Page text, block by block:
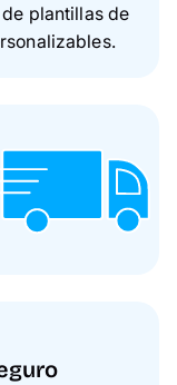
plantillas de